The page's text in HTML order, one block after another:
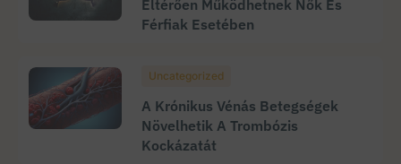
Eltérően Működhetnek Nők És
Férfiak Esetében
Uncategorized
A Krónikus Vénás Betegségek
Növelhetik A Trombózis
Kockázatát